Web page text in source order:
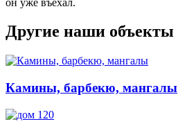
Другие наши объекты
Камины, барбекю, мангалы